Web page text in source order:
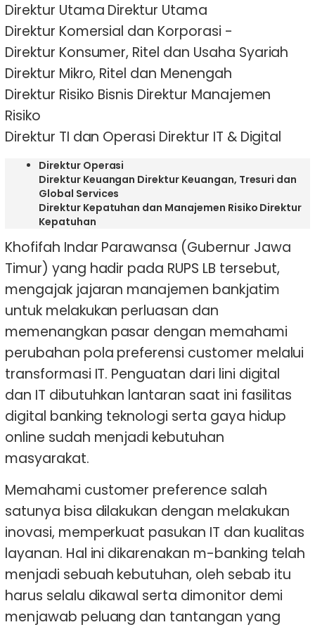
Direktur Utama Direktur Utama
Direktur Komersial dan Korporasi -
Direktur Konsumer, Ritel dan Usaha Syariah
Direktur Mikro, Ritel dan Menengah
Direktur Risiko Bisnis Direktur Manajemen
Risiko
Direktur TI dan Operasi Direktur IT & Digital
Direktur Operasi
Direktur Keuangan Direktur Keuangan, Tresuri dan
Global Services
Direktur Kepatuhan dan Manajemen Risiko Direktur
Kepatuhan
Khofifah Indar Parawansa (Gubernur Jawa
Timur) yang hadir pada RUPS LB tersebut,
mengajak jajaran manajemen bankjatim
untuk melakukan perluasan dan
memenangkan pasar dengan memahami
perubahan pola preferensi customer melalui
transformasi IT. Penguatan dari lini digital
dan IT dibutuhkan lantaran saat ini fasilitas
digital banking teknologi serta gaya hidup
online sudah menjadi kebutuhan
masyarakat.
Memahami customer preference salah
satunya bisa dilakukan dengan melakukan
inovasi, memperkuat pasukan IT dan kualitas
layanan. Hal ini dikarenakan m-banking telah
menjadi sebuah kebutuhan, oleh sebab itu
harus selalu dikawal serta dimonitor demi
menjawab peluang dan tantangan yang